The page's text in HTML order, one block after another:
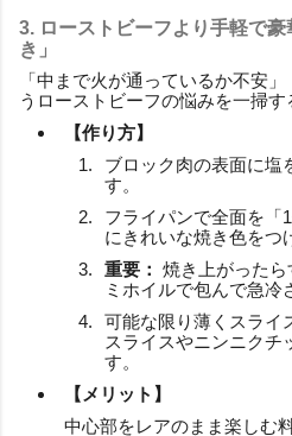
3. ローストビーフより手軽で
き」
「中まで火が通っているか不安
うローストビーフの悩みを一掃す
【作り方】
ブロック肉の表面に塩
す。
フライパンで全面を「
にきれいな焼き色をつ
重要： 焼き上がった
ミホイルで包んで急冷
可能な限り薄くスライ
スライスやニンニクチ
す。
【メリット】
中心部をレアのまま楽しむ